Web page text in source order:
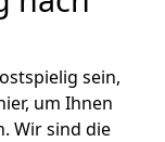
sein,
um Ihnen
Wir sind die